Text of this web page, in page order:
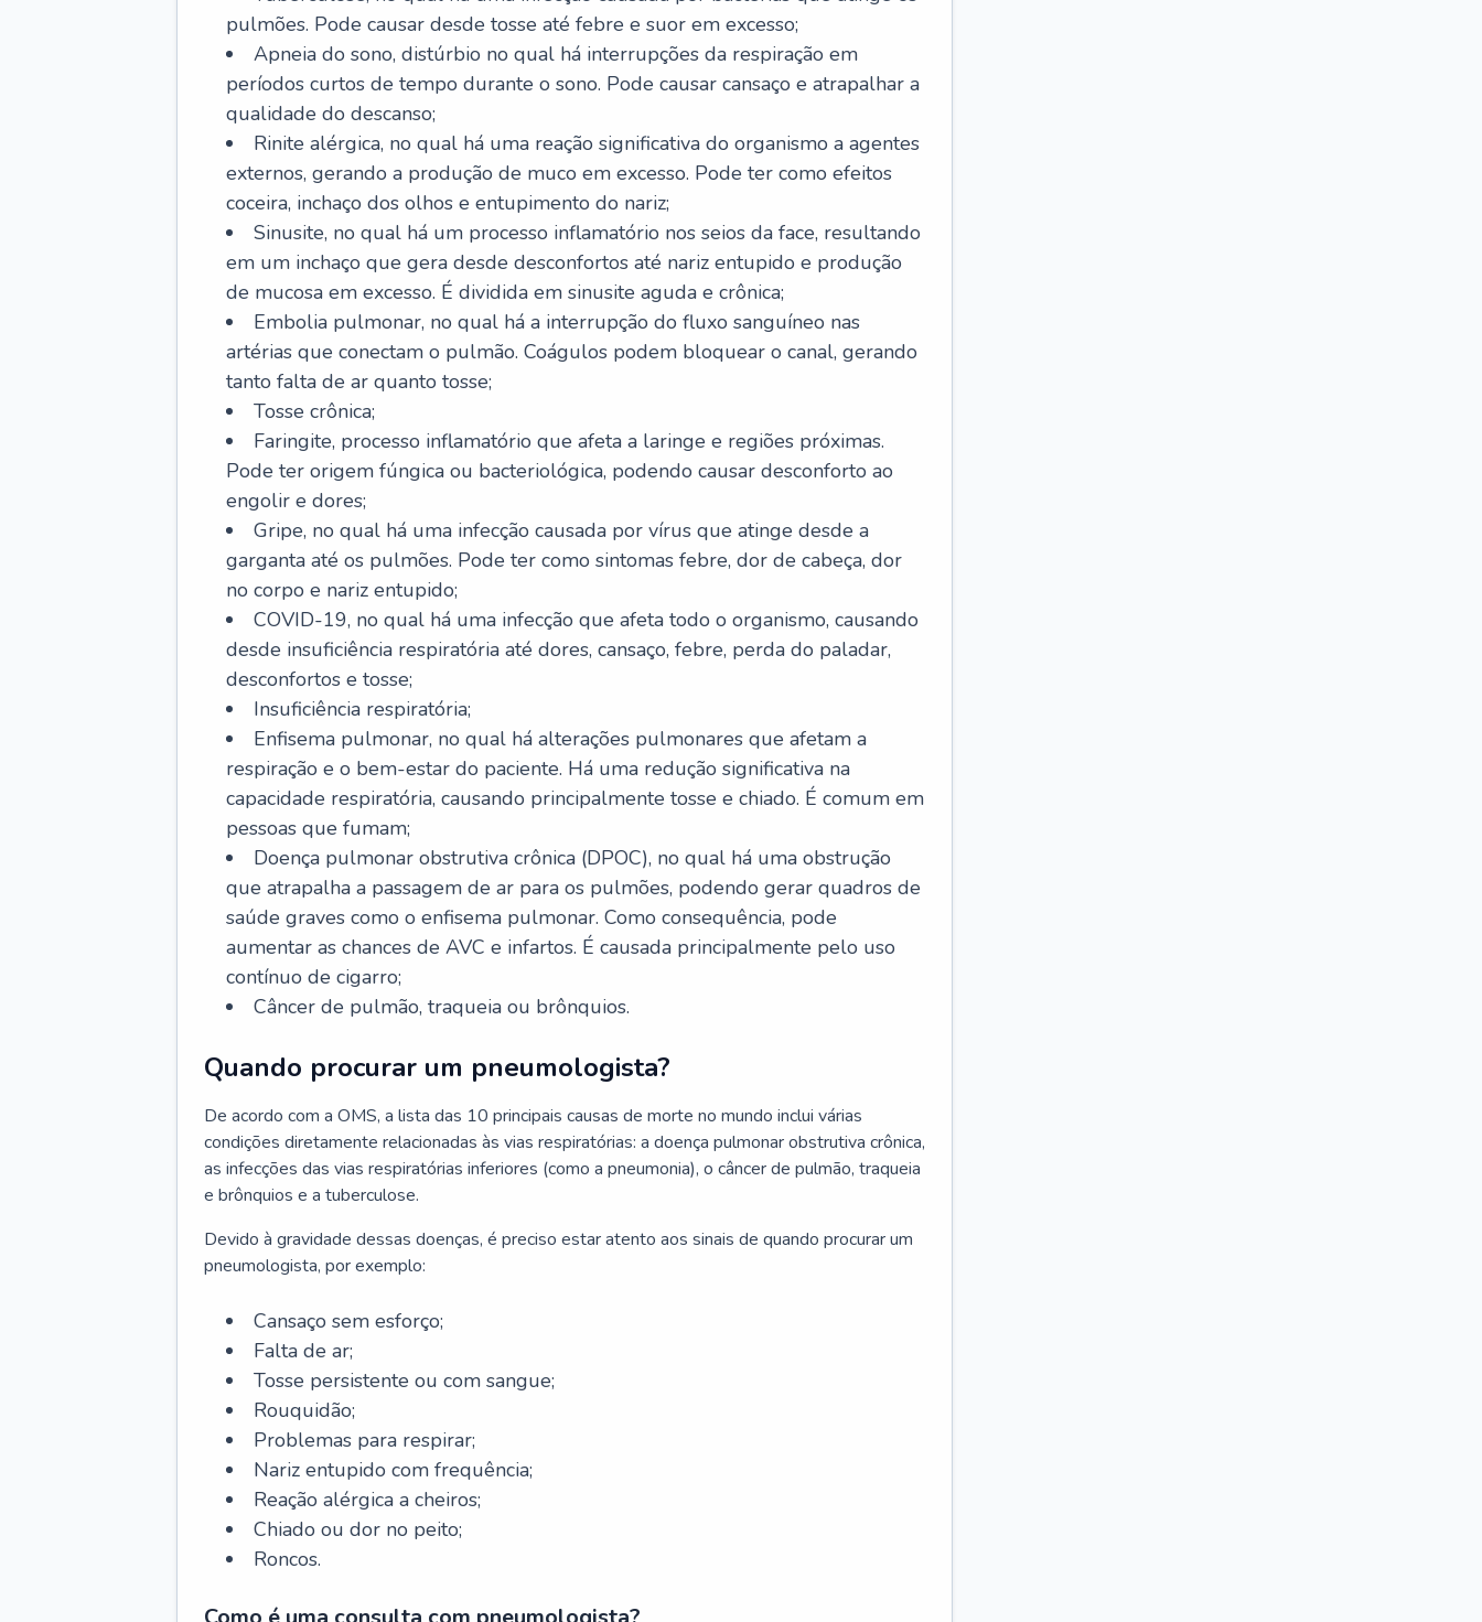
pulmões. Pode causar desde tosse até febre e suor em excesso;
Apneia do sono, distúrbio no qual há interrupções da respiração em
períodos curtos de tempo durante o sono. Pode causar cansaço e atrapalhar a
qualidade do descanso;
Rinite alérgica, no qual há uma reação significativa do organismo a agentes
externos, gerando a produção de muco em excesso. Pode ter como efeitos
coceira, inchaço dos olhos e entupimento do nariz;
Sinusite, no qual há um processo inflamatório nos seios da face, resultando
em um inchaço que gera desde desconfortos até nariz entupido e produção
de mucosa em excesso. É dividida em sinusite aguda e crônica;
Embolia pulmonar, no qual há a interrupção do fluxo sanguíneo nas
artérias que conectam o pulmão. Coágulos podem bloquear o canal, gerando
tanto falta de ar quanto tosse;
Tosse crônica;
Faringite, processo inflamatório que afeta a laringe e regiões próximas.
Pode ter origem fúngica ou bacteriológica, podendo causar desconforto ao
engolir e dores;
Gripe, no qual há uma infecção causada por vírus que atinge desde a
garganta até os pulmões. Pode ter como sintomas febre, dor de cabeça, dor
no corpo e nariz entupido;
COVID-19, no qual há uma infecção que afeta todo o organismo, causando
desde insuficiência respiratória até dores, cansaço, febre, perda do paladar,
desconfortos e tosse;
Insuficiência respiratória;
Enfisema pulmonar, no qual há alterações pulmonares que afetam a
respiração e o bem-estar do paciente. Há uma redução significativa na
capacidade respiratória, causando principalmente tosse e chiado. É comum em
pessoas que fumam;
Doença pulmonar obstrutiva crônica (DPOC), no qual há uma obstrução
que atrapalha a passagem de ar para os pulmões, podendo gerar quadros de
saúde graves como o enfisema pulmonar. Como consequência, pode
aumentar as chances de AVC e infartos. É causada principalmente pelo uso
contínuo de cigarro;
Câncer de pulmão, traqueia ou brônquios.
Quando procurar um pneumologista?
De acordo com a OMS, a lista das 10 principais causas de morte no mundo inclui várias
condições diretamente relacionadas às vias respiratórias: a doença pulmonar obstrutiva crônica,
as infecções das vias respiratórias inferiores (como a pneumonia), o câncer de pulmão, traqueia
e brônquios e a tuberculose.
Devido à gravidade dessas doenças, é preciso estar atento aos sinais de quando procurar um
pneumologista, por exemplo:
Cansaço sem esforço;
Falta de ar;
Tosse persistente ou com sangue;
Rouquidão;
Problemas para respirar;
Nariz entupido com frequência;
Reação alérgica a cheiros;
Chiado ou dor no peito;
Roncos.